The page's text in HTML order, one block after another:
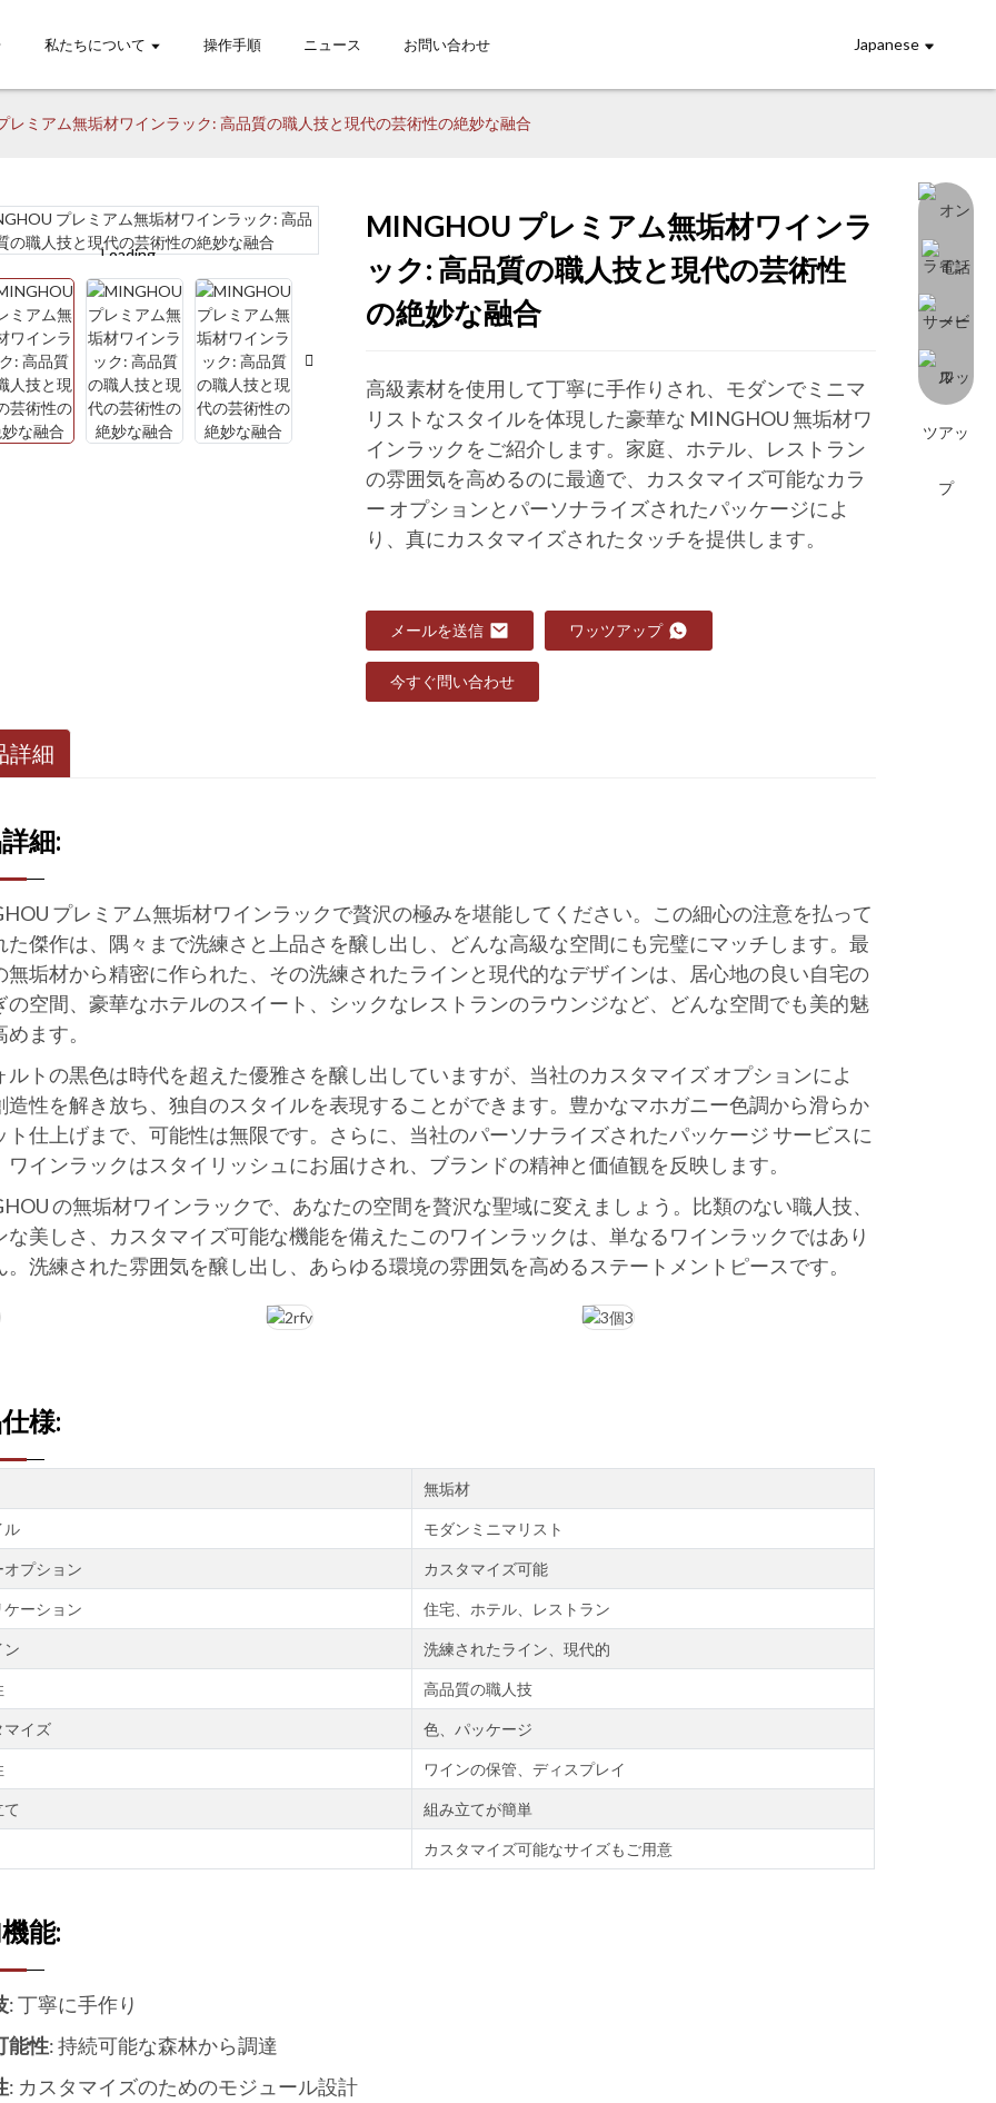
私たちについて 操作手順 ニュース お問い合わせ Japanese
レミアム無垢材ワインラック: 高品質の職人技と現代の芸術性の絶妙な融合
Loading...
Loading... Loading...
Loading... Loading...
Loading...
MINGHOU プレミアム無垢材ワインラ
ック: 高品質の職人技と現代の芸術性
の絶妙な融合
高級素材を使用して丁寧に手作りされ、モダンでミニマ
リストなスタイルを体現した豪華な MINGHOU 無垢材ワ
インラックをご紹介します。家庭、ホテル、レストラン
の雰囲気を高めるのに最適で、カスタマイズ可能なカラ
ー オプションとパーソナライズされたパッケージによ
り、真にカスタマイズされたタッチを提供します。
メールを送信 ワッツアップ
今すぐ問い合わせ
詳細
細:
プレミアム無垢材ワインラックで贅沢の極みを堪能してください。この細心の注意を払って
た傑作は、隅々まで洗練さと上品さを醸し出し、どんな高級な空間にも完璧にマッチします。最
無垢材から精密に作られた、その洗練されたラインと現代的なデザインは、居心地の良い自宅の
の空間、豪華なホテルのスイート、シックなレストランのラウンジなど、どんな空間でも美的魅
ます。
ルトの黒色は時代を超えた優雅さを醸し出していますが、当社のカスタマイズ オプションによ
造性を解き放ち、独自のスタイルを表現することができます。豊かなマホガニー色調から滑らか
ト仕上げまで、可能性は無限です。さらに、当社のパーソナライズされたパッケージ サービスに
ワインラックはスタイリッシュにお届けされ、ブランドの精神と価値観を反映します。
の無垢材ワインラックで、あなたの空間を贅沢な聖域に変えましょう。比類のない職人技、
な美しさ、カスタマイズ可能な機能を備えたこのワインラックは、単なるワインラックではあり
。洗練された雰囲気を醸し出し、あらゆる環境の雰囲気を高めるステートメントピースです。
様:
無垢材
ル モダンミニマリスト
オプション カスタマイズ可能
ケーション 住宅、ホテル、レストラン
ン 洗練されたライン、現代的
高品質の職人技
マイズ 色、パッケージ
ワインの保管、ディスプレイ
組み立てが簡単
カスタマイズ可能なサイズもご用意
能:
: 丁寧に手作り
能性: 持続可能な森林から調達
: カスタマイズのためのモジュール設計